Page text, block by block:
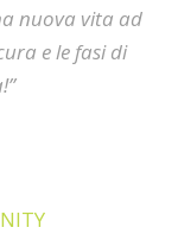
nuova vita ad
e le fasi di